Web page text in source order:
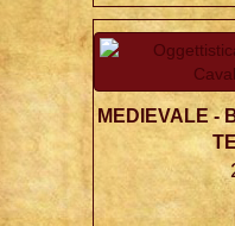
MEDIEVALE -